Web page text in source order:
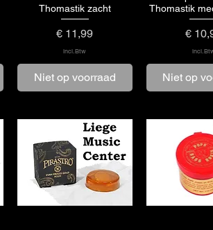
Thomastik zacht
Prijs
€ 11,99
incl.Btw
Niet op voorraad
Thomastik
Prijs
€
Niet op